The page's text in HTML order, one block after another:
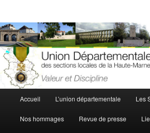
principal
Accueil L’union départementale Les
Nos hommages Revue de presse